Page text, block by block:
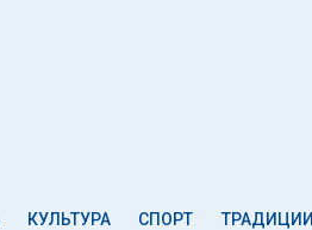
КУЛЬТУРА СПОРТ ТРАДИЦИИ